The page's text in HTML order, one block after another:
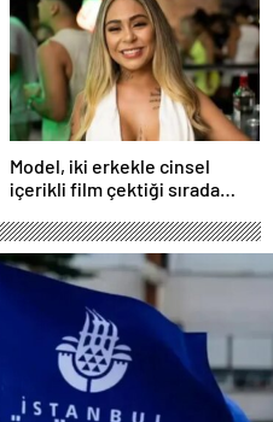
Model, iki erkekle cinsel
içerikli film çektiği sırada
kaybetti